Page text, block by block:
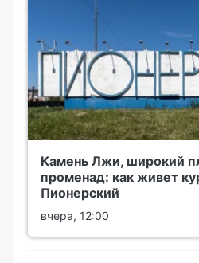
Камень Лжи, широкий
променад: как живет
Пионерский
вчера, 12:00